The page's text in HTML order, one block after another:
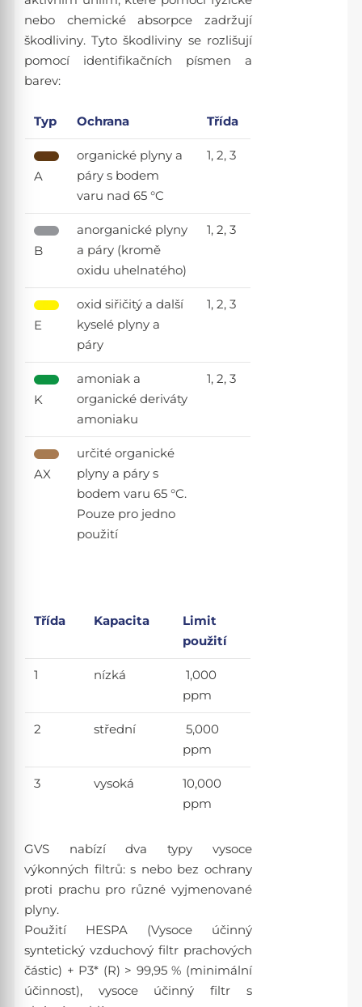
nebo chemické absorpce zadržují
škodliviny. Tyto škodliviny se rozlišují
pomocí identifikačních písmen a
barev:
Typ Ochrana Třída
A
organické plyny a
páry s bodem
varu nad 65 °C
1, 2, 3
B
anorganické plyny
a páry (kromě
oxidu uhelnatého)
1, 2, 3
E
oxid siřičitý a další
kyselé plyny a
páry
1, 2, 3
K
amoniak a
organické deriváty
amoniaku
1, 2, 3
AX
určité organické
plyny a páry s
bodem varu 65 °C.
Pouze pro jedno
použití
Třída Kapacita
Limit
použití
1 nízká
1,000
ppm
2 střední
5,000
ppm
3 vysoká
10,000
ppm
GVS nabízí dva typy vysoce
výkonných filtrů: s nebo bez ochrany
proti prachu pro různé vyjmenované
plyny.
Použití HESPA (Vysoce účinný
syntetický vzduchový filtr prachových
částic) + P3* (R) > 99,95 % (minimální
účinnost), vysoce účinný filtr s